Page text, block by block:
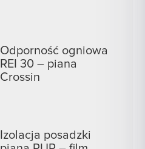
Odporność ogniowa
REI 30 – piana
Crossin
Izolacja posadzki